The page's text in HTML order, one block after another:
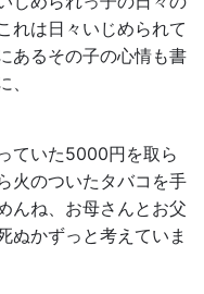
れは日々いじめられて
あるその子の心情も書
ていた5000円を取ら
火のついたタバコを手
んね、お母さんとお父
ぬかずっと考えていま